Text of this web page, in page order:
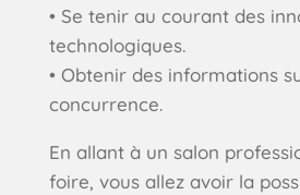
• Se tenir au courant des
technologiques.
• Obtenir des informations
concurrence.
En allant à un salon
foire, vous allez avoir la